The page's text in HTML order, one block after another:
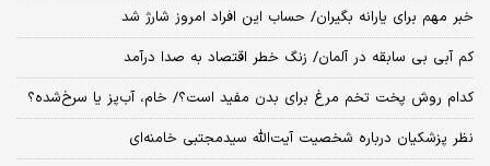
خبر مهم برای یارانه بگیران/ حساب این افراد امروز شارژ شد
کم آبی بی سابقه در آلمان/ زنگ خطر اقتصاد به صدا درآمد
کدام روش پخت تخم مرغ برای بدن مفید است؟/ خام، آب‌پز یا سرخ‌شده؟
نظر پزشکیان درباره شخصیت آیت‌الله سیدمجتبی خامنه‌ای